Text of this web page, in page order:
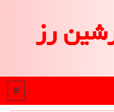
رز
منو